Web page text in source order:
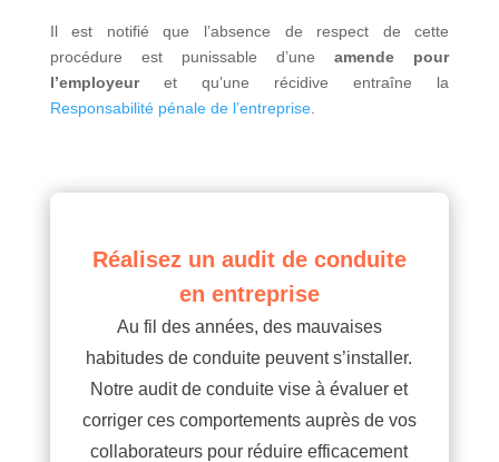
Il est notifié que l’absence de respect de cette
procédure est punissable d’uneamende pour
l’employeuret qu’une récidive entraîne la
Responsabilité pénale de l’entreprise.
Réalisez un audit de conduite
en entreprise
Au fil des années, des mauvaises
habitudes de conduite peuvent s’installer.
Notre audit de conduite vise à évaluer et
corriger ces comportements auprès de vos
collaborateurs pour réduire efficacement